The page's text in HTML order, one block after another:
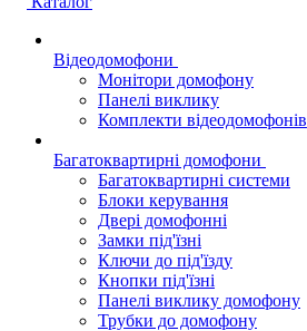
Відеодомофони
Монітори домофону
Панелі виклику
Комплекти відеодомофонів
Багатоквартирні домофони
Багатоквартирні системи
Блоки керування
Двері домофонні
Замки під'їзні
Ключи до під'їзду
Кнопки під'їзні
Панелі виклику домофону
Трубки до домофону